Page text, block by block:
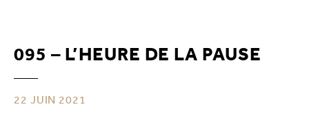
095 – L’HEURE DE LA PAUSE
22 JUIN 2021